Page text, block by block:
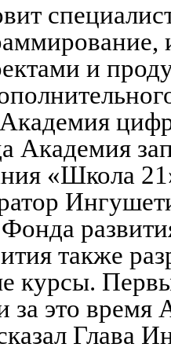
и
Академия
«Школа
также
курсы.
за это